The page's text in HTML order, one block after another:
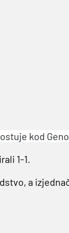
kod
1-1.
a